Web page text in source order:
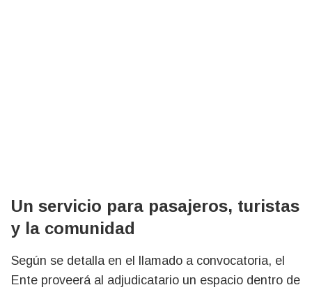
Un servicio para pasajeros, turistas
y la comunidad
Según se detalla en el llamado a convocatoria, el
Ente proveerá al adjudicatario un espacio dentro de